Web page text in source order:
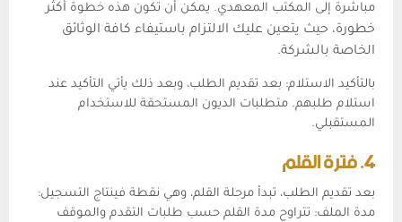
مباشرة إلى المكتب المعهدي. يمكن أن تكون هذه خطوة أكثر
خطورة، حيث يتعين عليك الالتزام باستيفاء كافة الوثائق
الخاصة بالشركة.
بالتأكيد الاستلام: بعد تقديم الطلب، وبعد ذلك يأتي التأكيد عند
استلام طلبهم. متطلبات الديون المستحقة للاستخدام
المستقبلي.
4. فترة القلم
بعد تقديم الطلب، تبدأ مرحلة القلم، وهي نقطة فينتاج التسجيل:
مدة الملف: تتراوح مدة القلم حسب طلبات التقدم والموقف